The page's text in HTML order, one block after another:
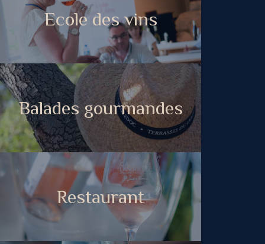
Ecole des vins
Balades gourmandes
Restaurant